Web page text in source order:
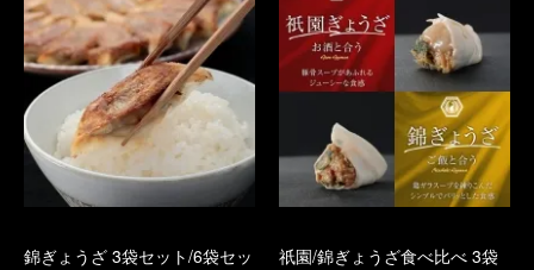
錦ぎょうざ 3袋セット/6袋セッ
祇園/錦ぎょうざ食べ比べ 3袋